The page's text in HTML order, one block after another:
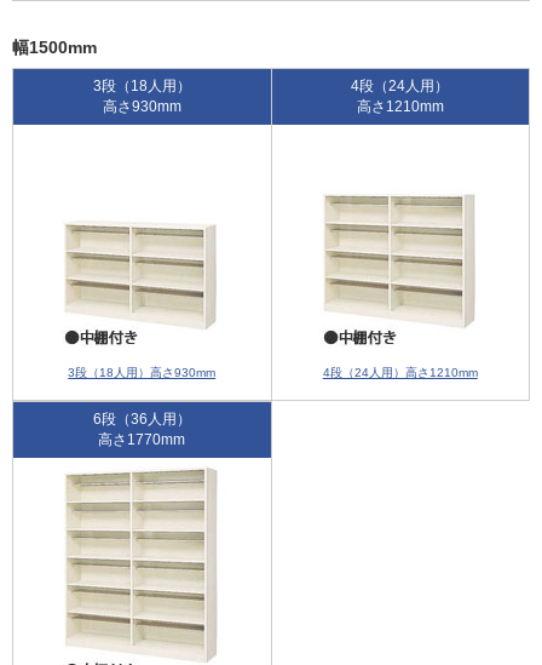
幅1500mm
3段（18人用）
高さ930mm
3段（18人用）高さ930mm
4段（24人用）
高さ1210mm
4段（24人用）高さ1210mm
6段（36人用）
高さ1770mm